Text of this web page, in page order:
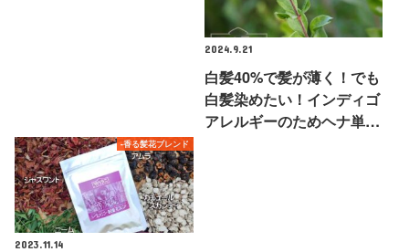
2024.9.21
白髪40%で髪が薄く！でも
白髪染めたい！インディゴ
アレルギーのためヘナ単…
-香る髪花ブレンド
2023.11.14